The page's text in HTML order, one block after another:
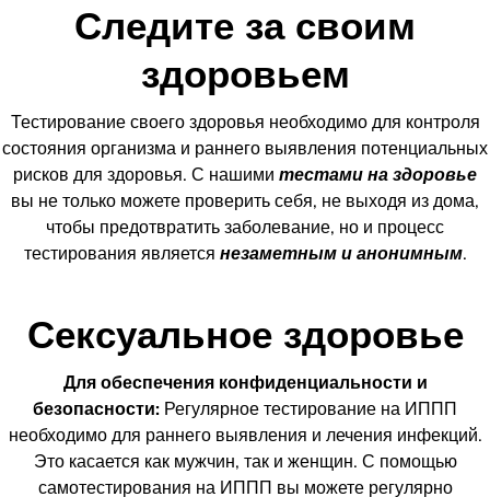
Следите за своим
здоровьем
Тестирование своего здоровья необходимо для контроля
состояния организма и раннего выявления потенциальных
рисков для здоровья. С нашими тестами на здоровье
вы не только можете проверить себя, не выходя из дома,
чтобы предотвратить заболевание, но и процесс
тестирования является незаметным и анонимным.
Сексуальное здоровье
Для обеспечения конфиденциальности и
безопасности: Регулярное тестирование на ИППП
необходимо для раннего выявления и лечения инфекций.
Это касается как мужчин, так и женщин. С помощью
самотестирования на ИППП вы можете регулярно